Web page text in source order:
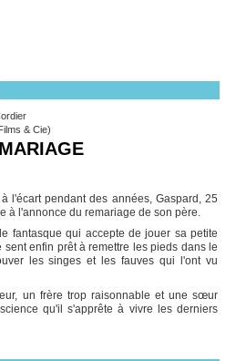
& Cie)
l'écart pendant des années, Gaspard, 25
à l'annonce du remariage de son père.
fantasque qui accepte de jouer sa petite
enfin prêt à remettre les pieds dans le
les singes et les fauves qui l'ont vu
un frère trop raisonnable et une sœur
qu'il s'apprête à vivre les derniers